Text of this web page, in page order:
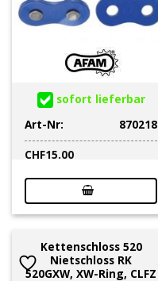
sofort lieferbar
Art-Nr:
870218
CHF15.00
Kettenschloss 520
Nietschloss RK
520GXW, XW-Ring, CLFZ